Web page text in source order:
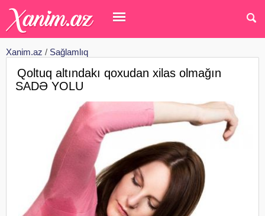
Xanim.az / Sağlamlıq
Qoltuq altındakı qoxudan xilas olmağın
SADƏ YOLU